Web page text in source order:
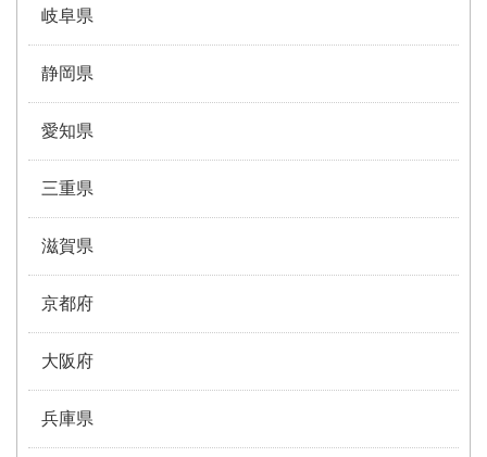
岐阜県
静岡県
愛知県
三重県
滋賀県
京都府
大阪府
兵庫県